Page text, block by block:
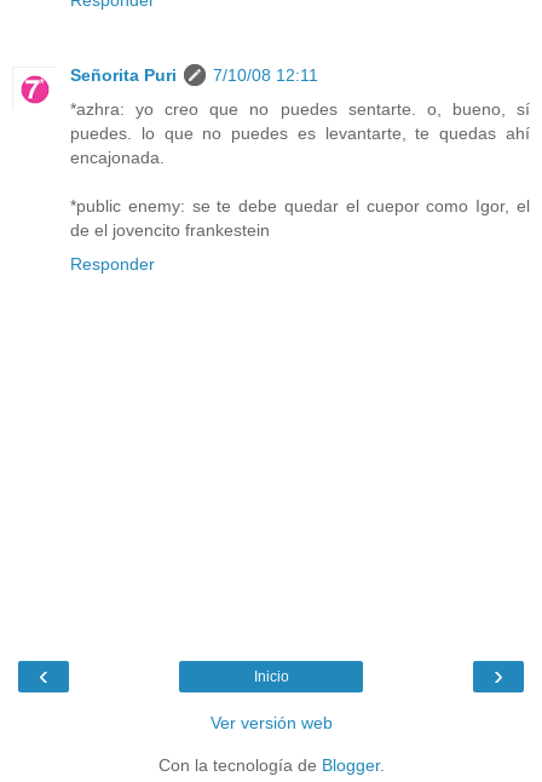
Señorita Puri
7/10/08 12:11
*azhra: yo creo que no puedes sentarte. o, bueno, sí
puedes. lo que no puedes es levantarte, te quedas ahí
encajonada.
*public enemy: se te debe quedar el cuepor como Igor, el
de el jovencito frankestein
Responder
‹ ›
Inicio
Ver versión web
Con la tecnología de Blogger.